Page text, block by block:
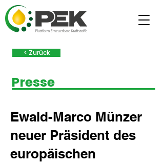
< Zurück
Presse
Ewald-Marco Münzer
neuer Präsident des
europäischen